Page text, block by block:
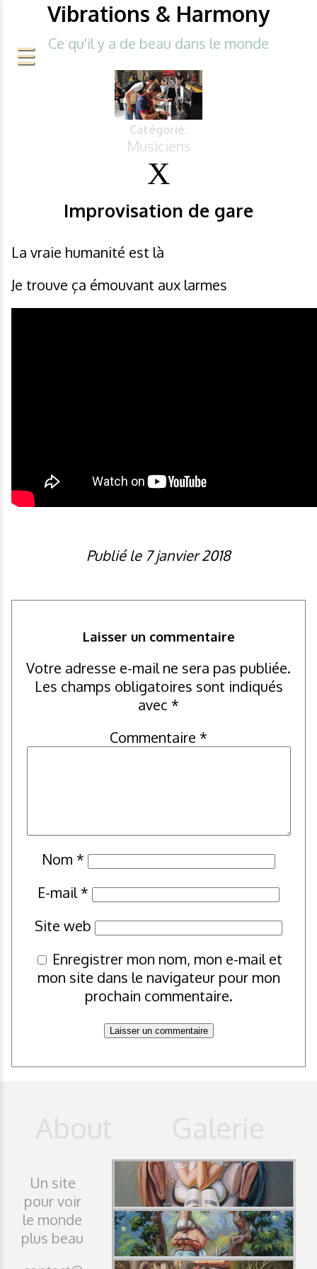
Vibrations & Harmony
Ce qu'il y a de beau dans le monde
Catégorie:
Musiciens
Improvisation de gare
La vraie humanité est là
Je trouve ça émouvant aux larmes
Publié le 7 janvier 2018
Laisser un commentaire
Votre adresse e-mail ne sera pas publiée.
Les champs obligatoires sont indiqués
avec *
Commentaire *
Nom *
E-mail*
Site web
Enregistrer mon nom, mon e-mail et
mon site dans le navigateur pour mon
prochain commentaire.
Un site
pour voir
le monde
plus beau